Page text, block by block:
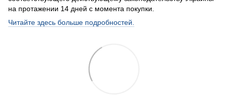
на протажении 14 дней с момента покупки.
Читайте здесь больше подробностей.